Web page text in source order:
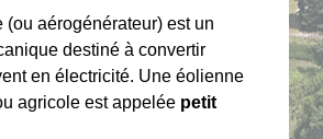
(ou aérogénérateur) est un
destiné à convertir
en électricité. Une éolienne
agricole est appelée petit